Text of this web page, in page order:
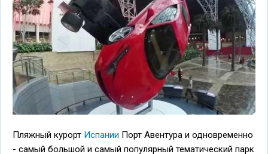
Пляжный курорт Испании Порт Авентура и одновременно
- самый большой и самый популярный тематический парк